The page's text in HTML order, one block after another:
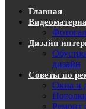
Главная
Дизайн
дизайн
Советы по
Окна и
Ремонт